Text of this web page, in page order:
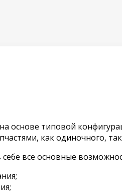
основе типовой
как одиночного,
все основные